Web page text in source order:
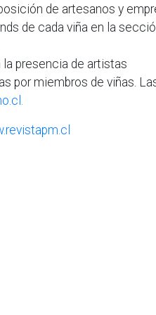
de artesanos y
de cada viña en la
presencia de artistas
por miembros de viñas.